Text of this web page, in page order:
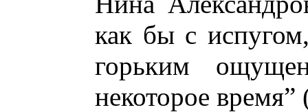
как бы с
горьким
некоторое время”